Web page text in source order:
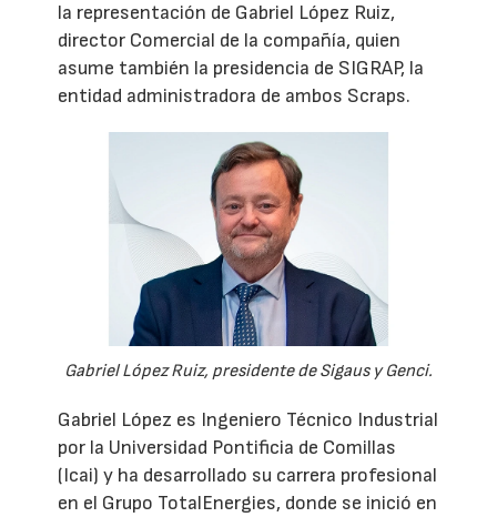
la representación de Gabriel López Ruiz,
director Comercial de la compañía, quien
asume también la presidencia de SIGRAP, la
entidad administradora de ambos Scraps.
Gabriel López Ruiz, presidente de Sigaus y Genci.
Gabriel López es Ingeniero Técnico Industrial
por la Universidad Pontificia de Comillas
(Icai) y ha desarrollado su carrera profesional
en el Grupo TotalEnergies, donde se inició en